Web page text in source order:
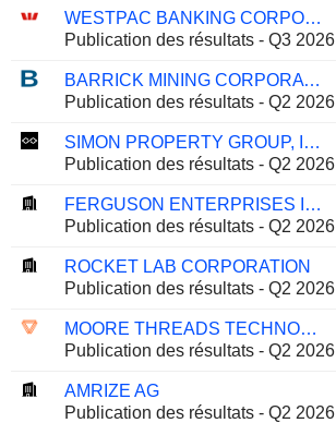
WESTPAC BANKING CORPORATION
Publication des résultats - Q3 2026
BARRICK MINING CORPORATION
Publication des résultats - Q2 2026
SIMON PROPERTY GROUP, INC.
Publication des résultats - Q2 2026
FERGUSON ENTERPRISES INC.
Publication des résultats - Q2 2026
ROCKET LAB CORPORATION
Publication des résultats - Q2 2026
MOORE THREADS TECHNOLOGY CO., LTD.
Publication des résultats - Q2 2026
AMRIZE AG
Publication des résultats - Q2 2026